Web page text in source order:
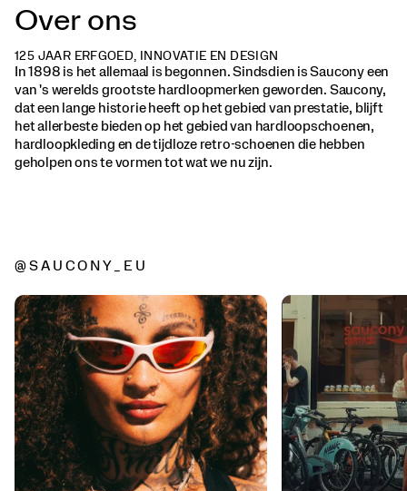
Over ons
125 JAAR ERFGOED, INNOVATIE EN DESIGN
In 1898 is het allemaal is begonnen. Sindsdien is Saucony een
van 's werelds grootste hardloopmerken geworden. Saucony,
dat een lange historie heeft op het gebied van prestatie, blijft
het allerbeste bieden op het gebied van hardloopschoenen,
hardloopkleding en de tijdloze retro-schoenen die hebben
geholpen ons te vormen tot wat we nu zijn.
@SAUCONY_EU